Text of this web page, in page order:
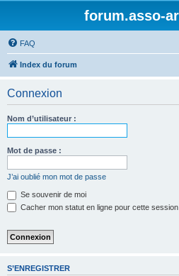
forum.asso-
FAQ
Index du forum
Connexion
Nom d’utilisateur :
Mot de passe :
J’ai oublié mon mot de passe
Se souvenir de moi
Cacher mon statut en ligne pour cette session
S’ENREGISTRER